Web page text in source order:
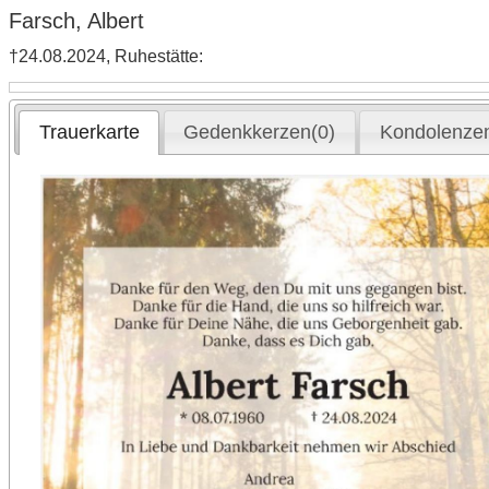
Farsch, Albert
†24.08.2024, Ruhestätte:
Trauerkarte Gedenkkerzen(0)